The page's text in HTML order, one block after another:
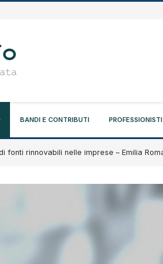
BANDI E CONTRIBUTI PROFESSIONISTI
rinnovabili nelle imprese – Emilia Romagna